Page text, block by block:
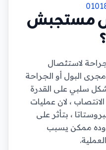
مستجبش
لاستئصال
البول أو الجراحة
سلبي على القدرة
، لان عمليات
، بتأثر على
وده ممكن يسبب